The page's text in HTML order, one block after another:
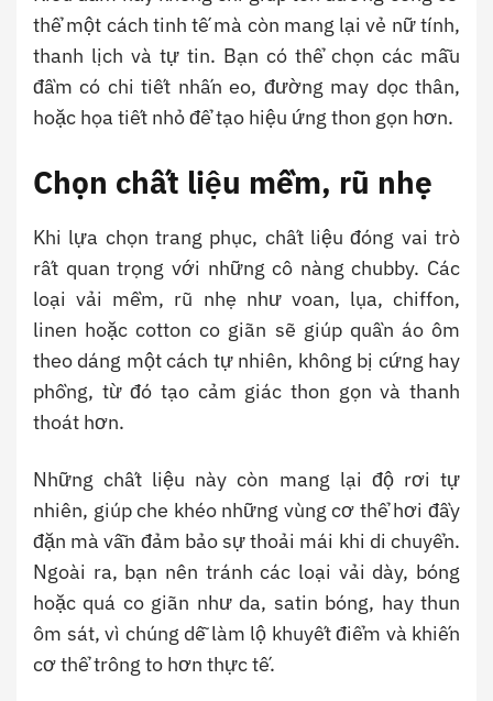
thể một cách tinh tế mà còn mang lại vẻ nữ tính,
thanh lịch và tự tin. Bạn có thể chọn các mẫu
đầm có chi tiết nhấn eo, đường may dọc thân,
hoặc họa tiết nhỏ để tạo hiệu ứng thon gọn hơn.
Chọn chất liệu mềm, rũ nhẹ
Khi lựa chọn trang phục, chất liệu đóng vai trò
rất quan trọng với những cô nàng chubby. Các
loại vải mềm, rũ nhẹ như voan, lụa, chiffon,
linen hoặc cotton co giãn sẽ giúp quần áo ôm
theo dáng một cách tự nhiên, không bị cứng hay
phồng, từ đó tạo cảm giác thon gọn và thanh
thoát hơn.
Những chất liệu này còn mang lại độ rơi tự
nhiên, giúp che khéo những vùng cơ thể hơi đầy
đặn mà vẫn đảm bảo sự thoải mái khi di chuyển.
Ngoài ra, bạn nên tránh các loại vải dày, bóng
hoặc quá co giãn như da, satin bóng, hay thun
ôm sát, vì chúng dễ làm lộ khuyết điểm và khiến
cơ thể trông to hơn thực tế.